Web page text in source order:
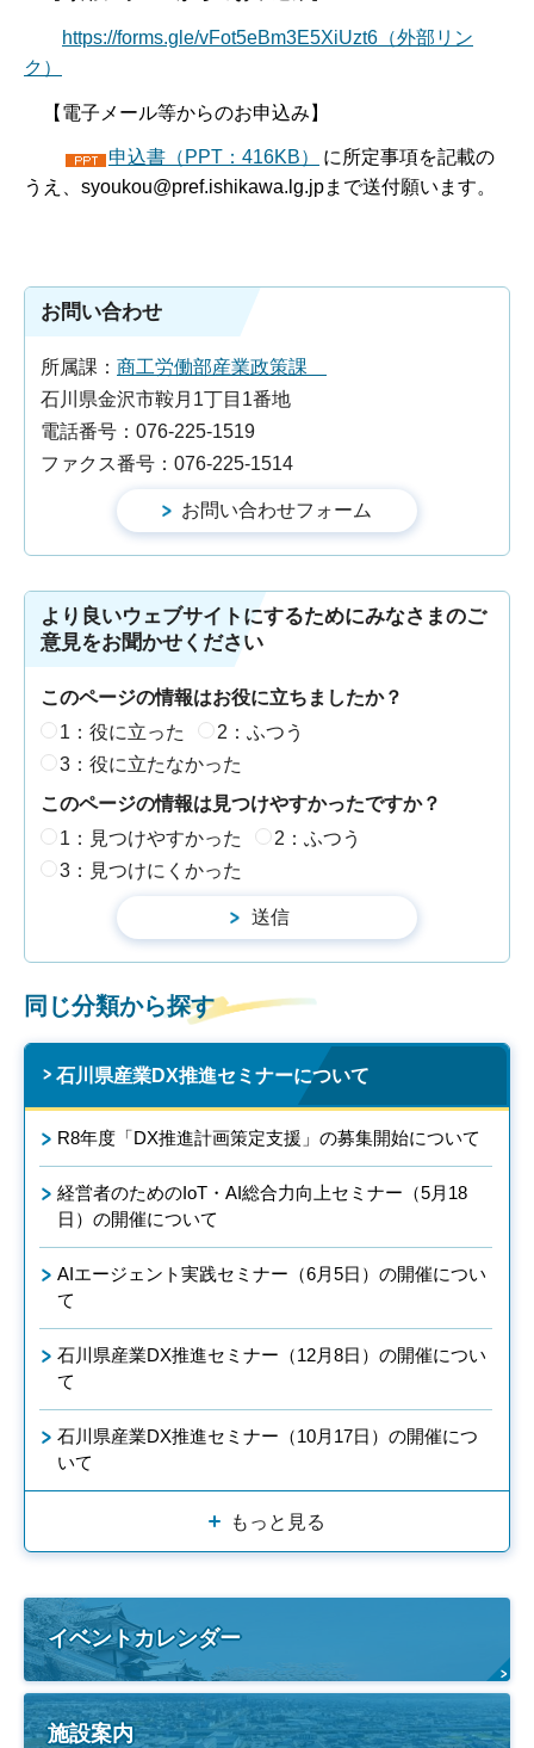
https://forms.gle/vFot5eBm3E5XiUzt6（外部リン
ク）
【電子メール等からのお申込み】
申込書（PPT：416KB）
に所定事項を記載の
うえ、syoukou@pref.ishikawa.lg.jpまで送付願います。
お問い合わせ
所属課： 商工労働部産業政策課
石川県金沢市鞍月1丁目1番地
電話番号：076-225-1519
ファクス番号：076-225-1514
より良いウェブサイトにするためにみなさまのご
意見をお聞かせください
このページの情報はお役に立ちましたか？
1：役に立った
2：ふつう
3：役に立たなかった
このページの情報は見つけやすかったですか？
1：見つけやすかった
2：ふつう
3：見つけにくかった
同じ分類から探す
石川県産業DX推進セミナーについて
R8年度「DX推進計画策定支援」の募集開始について
経営者のためのIoT・AI総合力向上セミナー（5月18
日）の開催について
AIエージェント実践セミナー（6月5日）の開催につい
て
石川県産業DX推進セミナー（12月8日）の開催につい
て
石川県産業DX推進セミナー（10月17日）の開催につ
いて
もっと見る
イベントカレンダー
施設案内